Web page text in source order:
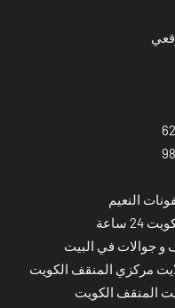
النعيم
ساعة
و جوالات في البيت
مركزي المنقف الكويت
المنقف الكويت